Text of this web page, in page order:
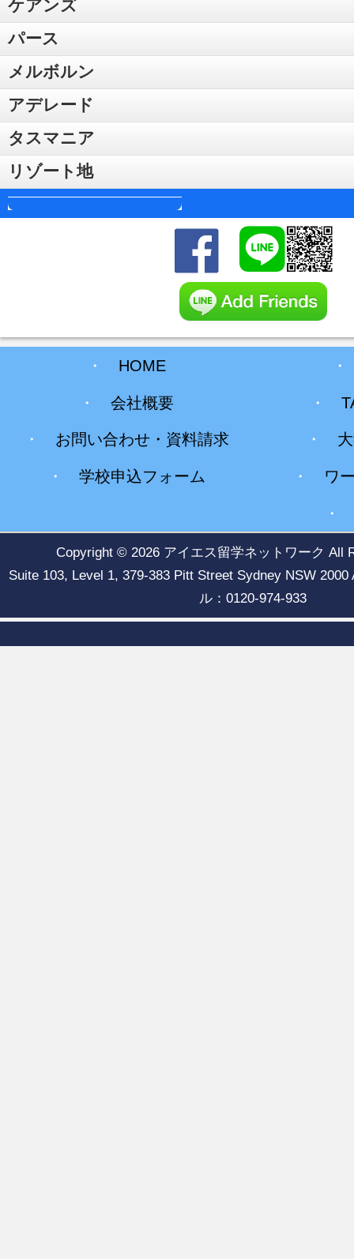
ケアンズ
パース
メルボルン
アデレード
タスマニア
リゾート地
・ HOME
・ 会社概要 ・
・ お問い合わせ・資料請求 ・
・ 学校申込フォーム ・ ワ
Copyright © 2026 アイエス留学ネットワーク All
Suite 103, Level 1, 379-383 Pitt Street Sydney NSW
ル：0120-974-933